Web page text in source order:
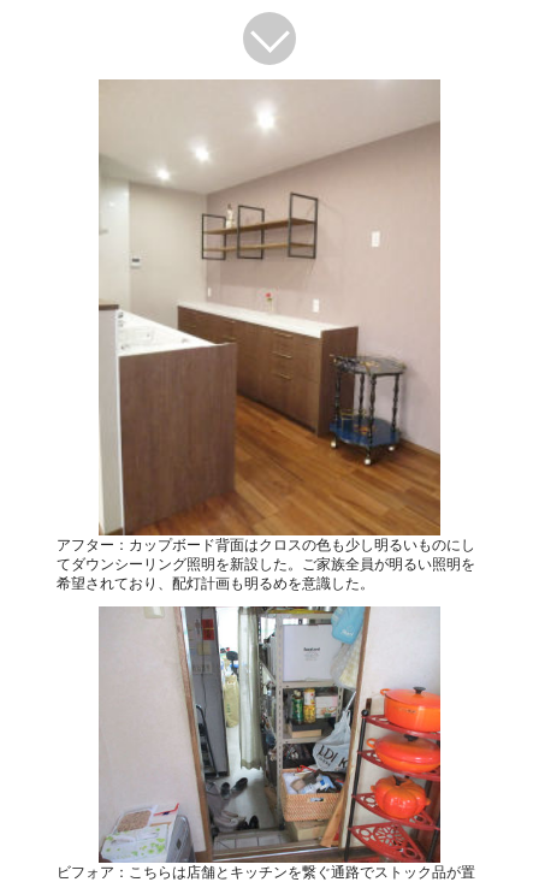
アフター：カップボード背面はクロスの色も少し明るいものにし
てダウンシーリング照明を新設した。ご家族全員が明るい照明を
希望されており、配灯計画も明るめを意識した。
ビフォア：こちらは店舗とキッチンを繋ぐ通路でストック品が置